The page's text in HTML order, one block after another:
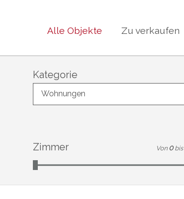
Alle Objekte Zu verkaufen
Kategorie
Wohnungen
Zimmer Von 0 bis